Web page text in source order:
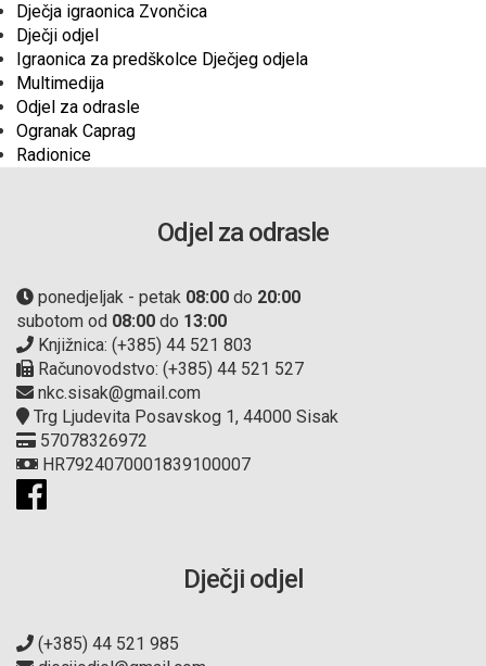
Dječja igraonica Zvončica
Dječji odjel
Igraonica za predškolce Dječjeg odjela
Multimedija
Odjel za odrasle
Ogranak Caprag
Radionice
Odjel za odrasle
ponedjeljak - petak 08:00 do 20:00
subotom od 08:00 do 13:00
Knjižnica: (+385) 44 521 803
Računovodstvo: (+385) 44 521 527
nkc.sisak@gmail.com
Trg Ljudevita Posavskog 1, 44000 Sisak
57078326972
HR7924070001839100007
Dječji odjel
(+385) 44 521 985